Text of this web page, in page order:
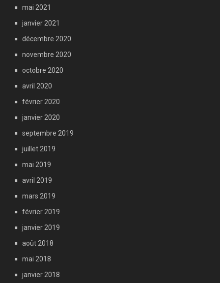
mai 2021
janvier 2021
décembre 2020
novembre 2020
octobre 2020
avril 2020
février 2020
janvier 2020
septembre 2019
juillet 2019
mai 2019
avril 2019
mars 2019
février 2019
janvier 2019
août 2018
mai 2018
janvier 2018